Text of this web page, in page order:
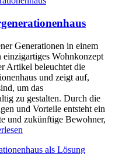
Generationen in einem
einzigartiges Wohnkonzept
Artikel beleuchtet die
und zeigt auf,
um das
zu gestalten. Durch die
und Vorteile entsteht ein
und zukünftige Bewohner,